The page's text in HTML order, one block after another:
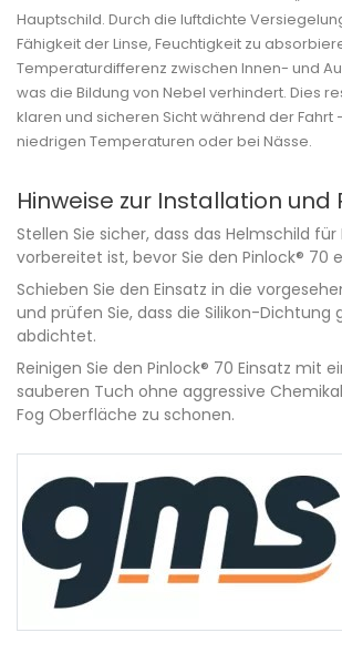
Hauptschild. Durch die luftdichte
Fähigkeit der Linse, Feuchtigkeit zu
Temperaturdifferenz zwischen Innen- und
was die Bildung von Nebel verhindert. Dies
klaren und sicheren Sicht während der Fahrt
niedrigen Temperaturen oder bei Nässe.
Hinweise zur Installation und
Stellen Sie sicher, dass das Helmschild für
vorbereitet ist, bevor Sie den Pinlock® 70
Schieben Sie den Einsatz in die
und prüfen Sie, dass die Silikon-Dichtung
abdichtet.
Reinigen Sie den Pinlock® 70 Einsatz mit
sauberen Tuch ohne aggressive
Fog Oberfläche zu schonen.